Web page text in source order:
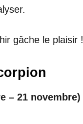
gâche le plaisir !
– 21 novembre)